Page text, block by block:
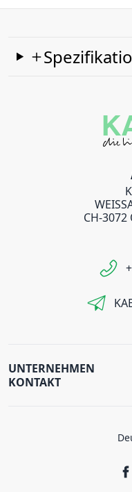
CH-3072
UNTERNEHMEN
KONTAKT